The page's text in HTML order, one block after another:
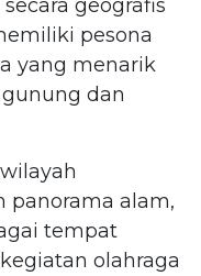
geografis
pesona
yang menarik
dan
panorama alam,
tempat
olahraga